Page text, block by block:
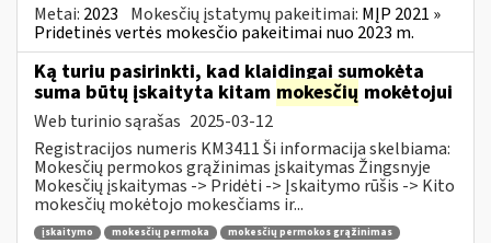
Metai: 2023 Mokesčių įstatymų pakeitimai: MĮP 2021 »
Pridetinės vertės mokesčio pakeitimai nuo 2023 m.
Ką turiu pasirinkti, kad klaidingai sumokėta
suma būtų įskaityta kitam mokesčių mokėtojui
Web turinio sąrašas 2025-03-12
Registracijos numeris KM3411 Ši informacija skelbiama:
Mokesčių permokos grąžinimas įskaitymas Žingsnyje
Mokesčių įskaitymas -> Pridėti -> Įskaitymo rūšis -> Kito
mokesčių mokėtojo mokesčiams ir...
įskaitymo mokesčių permoka
mokesčių permokos grąžinimas